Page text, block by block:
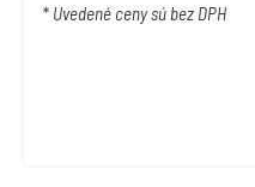
* Uvedené ceny sú bez DPH